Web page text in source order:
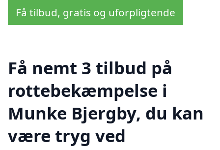
Få tilbud, gratis og uforpligtende
Få nemt 3 tilbud på
rottebekæmpelse i
Munke Bjergby, du kan
være tryg ved